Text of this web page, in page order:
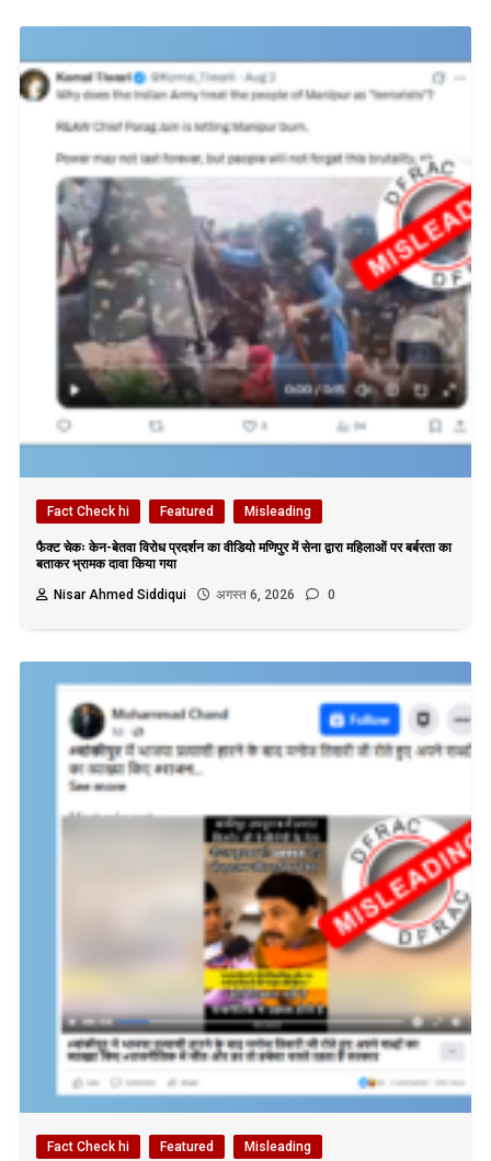
Fact Check hi Featured Misleading
फैक्ट चेकः केन-बेतवा विरोध प्रदर्शन का वीडियो मणिपुर में सेना द्वारा महिलाओं पर बर्बरता का
बताकर भ्रामक दावा किया गया
Nisar Ahmed Siddiqui
अगस्त 6, 2026 0
Fact Check hi Featured Misleading